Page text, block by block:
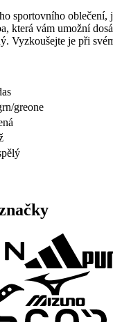
sportovního oblečení,
která vám umožní
Vyzkoušejte je při
greone